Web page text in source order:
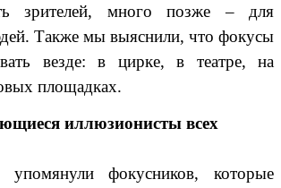
зрителей, много позже – для
Также мы выяснили, что фокусы
везде: в цирке, в театре, на
площадках.
иллюзионисты всех
фокусников, которые